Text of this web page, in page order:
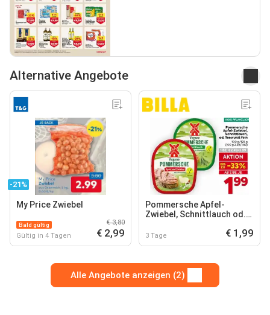
Alternative Angebote
-21%
My Price Zwiebel
Bald gültig
Gültig in 4 Tagen
€ 3,80
€ 2,99
Pommersche Apfel-
Zwiebel, Schnittlauch od.
3 Tage € 1,99
Alle Angebote anzeigen (2)